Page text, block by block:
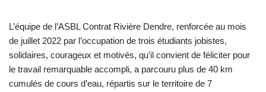
L’équipe de l’ASBL Contrat Rivière Dendre, renforcée au mois
de juillet 2022 par l’occupation de trois étudiants jobistes,
solidaires, courageux et motivés, qu’il convient de féliciter pour
le travail remarquable accompli, a parcouru plus de 40 km
cumulés de cours d’eau, répartis sur le territoire de 7